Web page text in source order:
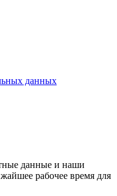
данных
данные и наши
рабочее время для